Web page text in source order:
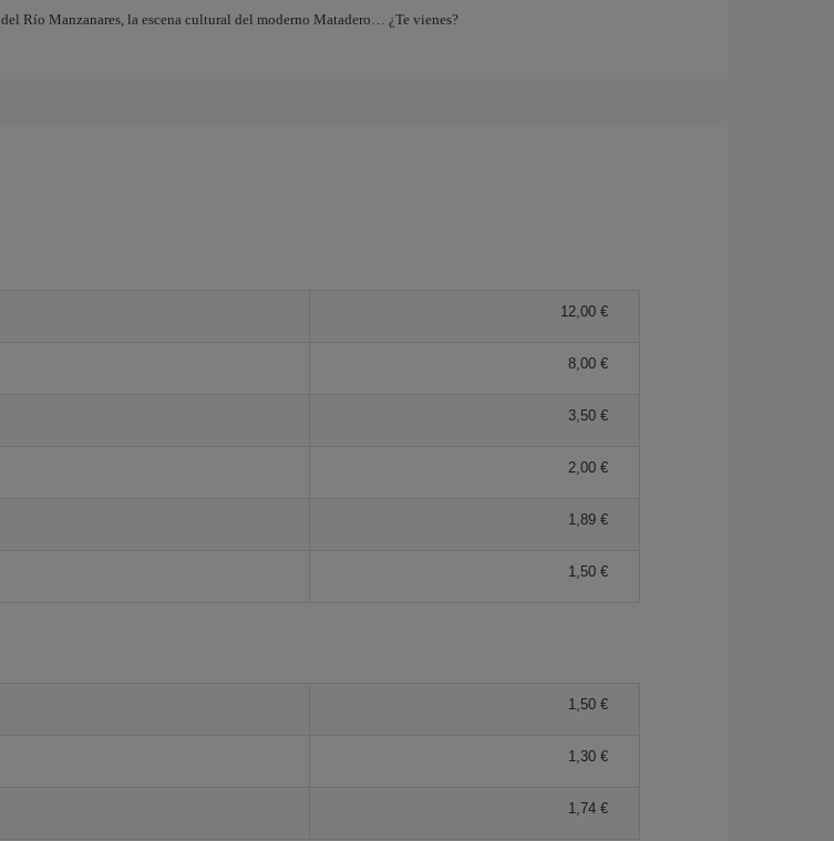
del Río Manzanares, la escena cultural del moderno Matadero… ¿Te vienes?
12,00 €
8,00 €
3,50 €
2,00 €
1,89 €
1,50 €
1,50 €
1,30 €
1,74 €